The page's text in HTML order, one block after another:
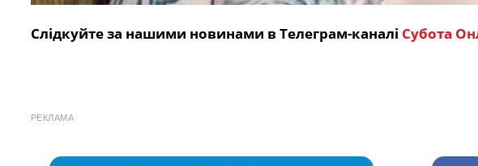
Слідкуйте за нашими новинами в Телеграм-каналі Субота
РЕКЛАМА